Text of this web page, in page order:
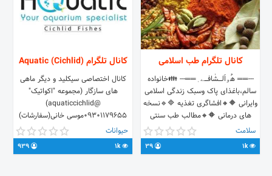
کانال تلگرام طب اسلامی
---══ هُۅاَلـــــشٰافـــــے ٖ══--- 👪خانواده
سالم،باغذای پاک وسبک زندگی اسلامی
وایرانی 🔶🔸افشاگری تغذیه 🔷🔹نسخه
های درمانی 🔶🔸مطالب طب سنتی
واسلامی 🔷🔹اصلاح سبک زندگی
وتغذیه ادمین کانال
@Reyhanatonabishop واحد فروش
سلامت
1k
کانال تلگرام Aquatic (Cichlid)
کانال اختصاصی سیکلید و دیگر ماهی
های سازگار (مجموعه "اکواتیک"
@aquaticcichlid)
۰۹۳۰۱۱۷۹۶۵۵موسی خانی(سفارشات)
@nimamousakhani
۰۹۱۷۲۷۰۲۵۵۳زکایی فر(فروش)
@Dr_zakaeifar
حیوانات
1k